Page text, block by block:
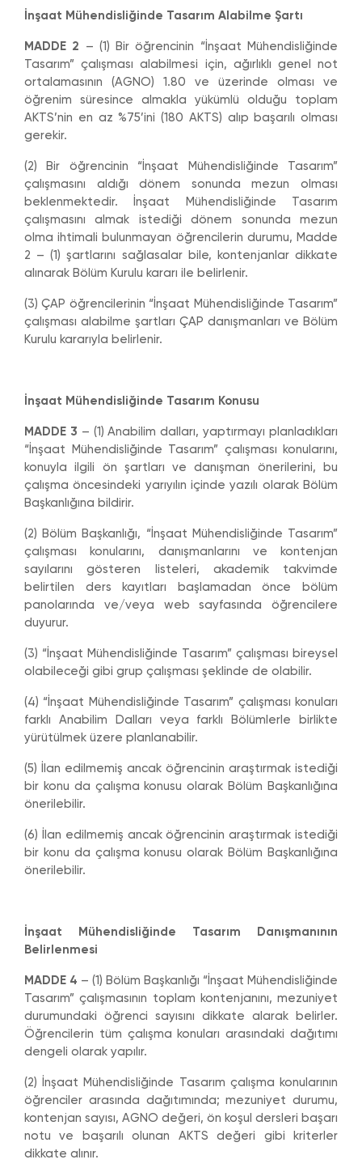
İnşaat Mühendisliğinde Tasarım Alabilme Şartı
MADDE 2 – (1) Bir öğrencinin “İnşaat Mühendisliğinde
Tasarım” çalışması alabilmesi için, ağırlıklı genel not
ortalamasının (AGNO) 1.80 ve üzerinde olması ve
öğrenim süresince almakla yükümlü olduğu toplam
AKTS’nin en az %75’ini (180 AKTS) alıp başarılı olması
gerekir.
(2) Bir öğrencinin “İnşaat Mühendisliğinde Tasarım”
çalışmasını aldığı dönem sonunda mezun olması
beklenmektedir. İnşaat Mühendisliğinde Tasarım
çalışmasını almak istediği dönem sonunda mezun
olma ihtimali bulunmayan öğrencilerin durumu, Madde
2 – (1) şartlarını sağlasalar bile, kontenjanlar dikkate
alınarak Bölüm Kurulu kararı ile belirlenir.
(3) ÇAP öğrencilerinin “İnşaat Mühendisliğinde Tasarım”
çalışması alabilme şartları ÇAP danışmanları ve Bölüm
Kurulu kararıyla belirlenir.
İnşaat Mühendisliğinde Tasarım Konusu
MADDE 3 – (1) Anabilim dalları, yaptırmayı planladıkları
“İnşaat Mühendisliğinde Tasarım” çalışması konularını,
konuyla ilgili ön şartları ve danışman önerilerini, bu
çalışma öncesindeki yarıyılın içinde yazılı olarak Bölüm
Başkanlığına bildirir.
(2) Bölüm Başkanlığı, “İnşaat Mühendisliğinde Tasarım”
çalışması konularını, danışmanlarını ve kontenjan
sayılarını gösteren listeleri, akademik takvimde
belirtilen ders kayıtları başlamadan önce bölüm
panolarında ve/veya web sayfasında öğrencilere
duyurur.
(3) “İnşaat Mühendisliğinde Tasarım” çalışması bireysel
olabileceği gibi grup çalışması şeklinde de olabilir.
(4) “İnşaat Mühendisliğinde Tasarım” çalışması konuları
farklı Anabilim Dalları veya farklı Bölümlerle birlikte
yürütülmek üzere planlanabilir.
(5) İlan edilmemiş ancak öğrencinin araştırmak istediği
bir konu da çalışma konusu olarak Bölüm Başkanlığına
önerilebilir.
(6) İlan edilmemiş ancak öğrencinin araştırmak istediği
bir konu da çalışma konusu olarak Bölüm Başkanlığına
önerilebilir.
İnşaat Mühendisliğinde Tasarım Danışmanının
Belirlenmesi
MADDE 4 – (1) Bölüm Başkanlığı “İnşaat Mühendisliğinde
Tasarım” çalışmasının toplam kontenjanını, mezuniyet
durumundaki öğrenci sayısını dikkate alarak belirler.
Öğrencilerin tüm çalışma konuları arasındaki dağıtımı
dengeli olarak yapılır.
(2) İnşaat Mühendisliğinde Tasarım çalışma konularının
öğrenciler arasında dağıtımında; mezuniyet durumu,
kontenjan sayısı, AGNO değeri, ön koşul dersleri başarı
notu ve başarılı olunan AKTS değeri gibi kriterler
dikkate alınır.